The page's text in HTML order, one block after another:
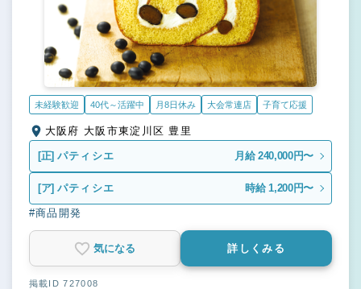
未経験歓迎 40代～活躍中 月8日休み 大会常連店 子育て応援
大阪府 大阪市東淀川区 豊里
[正] パティシエ 月給 240,000円〜
[ア] パティシエ 時給 1,200円〜
#商品開発
気になる 詳しくみる
掲載ID 727008